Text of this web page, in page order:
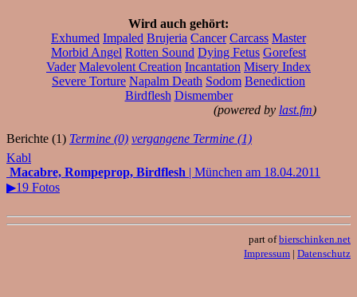
Wird auch gehört:
Exhumed Impaled Brujeria Cancer Carcass Master
Morbid Angel Rotten Sound Dying Fetus Gorefest
Vader Malevolent Creation Incantation Misery Index
Severe Torture Napalm Death Sodom Benediction
Birdflesh Dismember
(powered by last.fm)
Berichte (1) Termine (0) vergangene Termine (1)
Kabl
Macabre, Rompeprop, Birdflesh | München am 18.04.2011
▶19 Fotos
part ofbierschinken.net
Impressum | Datenschutz